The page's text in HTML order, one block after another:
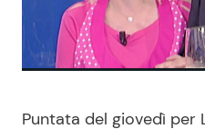
Casa
Puntata del giovedì per